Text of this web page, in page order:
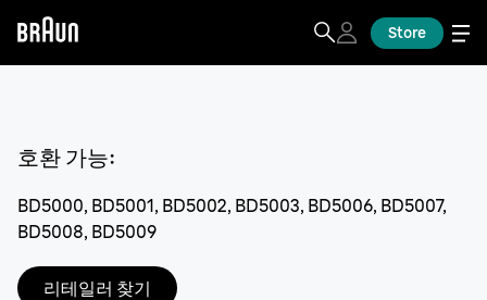
Store
호환 가능:
BD5000, BD5001, BD5002, BD5003, BD5006, BD5007,
BD5008, BD5009
리테일러 찾기